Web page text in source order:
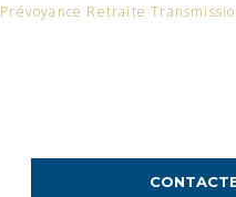
Prévoyance Retraite